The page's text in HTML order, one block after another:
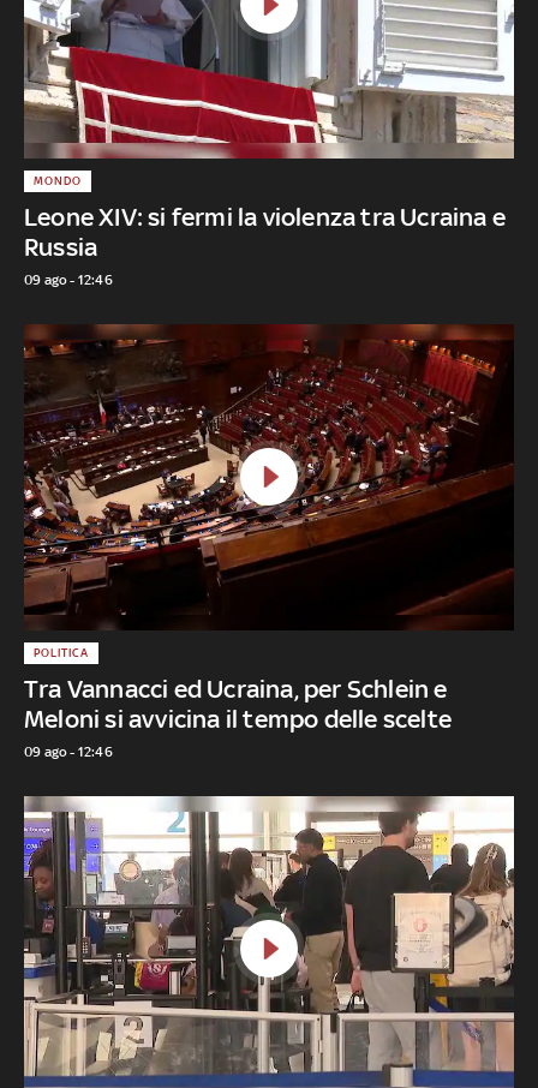
Leone XIV: si fermi la violenza tra Ucraina e
Russia
MONDO
09 ago - 12:46
Tra Vannacci ed Ucraina, per Schlein e
Meloni si avvicina il tempo delle scelte
POLITICA
09 ago - 12:46